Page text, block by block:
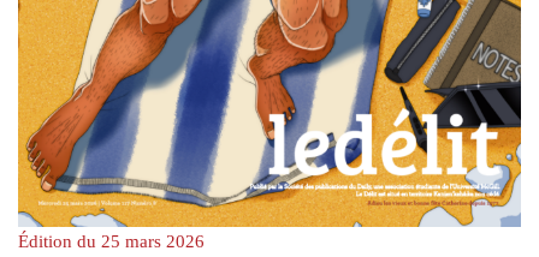
Édition du 25 mars 2026